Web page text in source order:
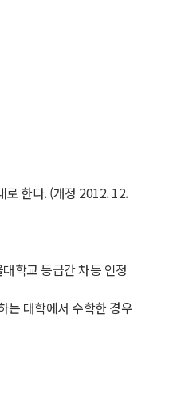
한다. (개정 2012. 12.
학교 등급간 차등 인정
는 대학에서 수학한 경우